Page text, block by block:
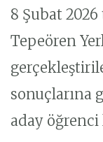
8 Şubat
Tepeören
sonuçlarına
aday